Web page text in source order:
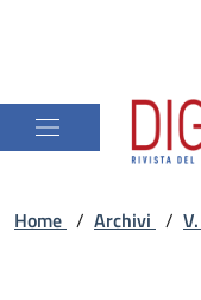
Home / Archivi /